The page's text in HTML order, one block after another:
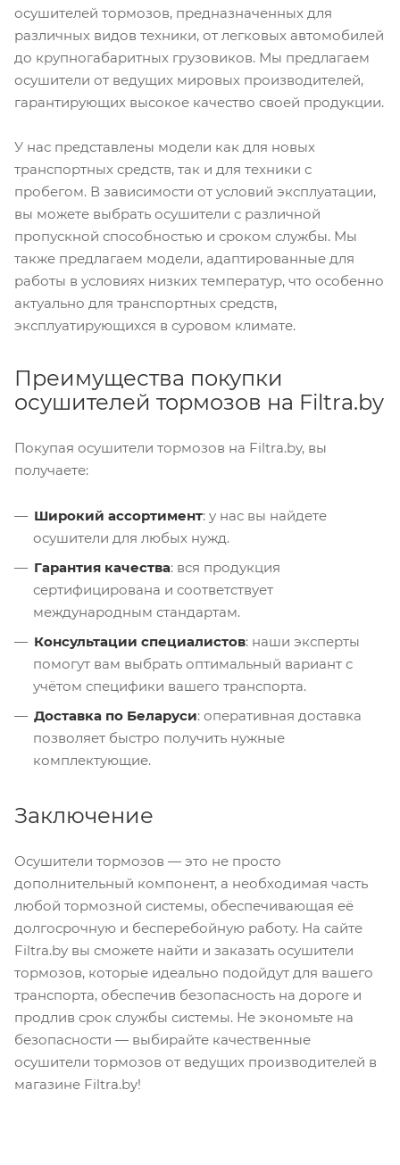
осушителей тормозов, предназначенных для
различных видов техники, от легковых автомобилей
до крупногабаритных грузовиков. Мы предлагаем
осушители от ведущих мировых производителей,
гарантирующих высокое качество своей продукции.
У нас представлены модели как для новых
транспортных средств, так и для техники с
пробегом. В зависимости от условий эксплуатации,
вы можете выбрать осушители с различной
пропускной способностью и сроком службы. Мы
также предлагаем модели, адаптированные для
работы в условиях низких температур, что особенно
актуально для транспортных средств,
эксплуатирующихся в суровом климате.
Преимущества покупки
осушителей тормозов на Filtra.by
Покупая осушители тормозов на Filtra.by, вы
получаете:
Широкий ассортимент: у нас вы найдете
осушители для любых нужд.
Гарантия качества: вся продукция
сертифицирована и соответствует
международным стандартам.
Консультации специалистов: наши эксперты
помогут вам выбрать оптимальный вариант с
учётом специфики вашего транспорта.
Доставка по Беларуси: оперативная доставка
позволяет быстро получить нужные
комплектующие.
Заключение
Осушители тормозов — это не просто
дополнительный компонент, а необходимая часть
любой тормозной системы, обеспечивающая её
долгосрочную и бесперебойную работу. На сайте
Filtra.by вы сможете найти и заказать осушители
тормозов, которые идеально подойдут для вашего
транспорта, обеспечив безопасность на дороге и
продлив срок службы системы. Не экономьте на
безопасности — выбирайте качественные
осушители тормозов от ведущих производителей в
магазине Filtra.by!